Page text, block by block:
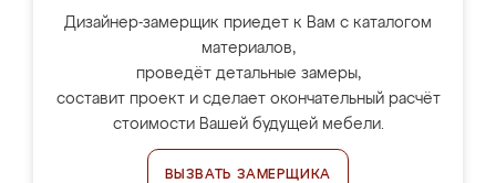
Дизайнер-замерщик приедет к Вам с каталогом
материалов,
проведёт детальные замеры,
составит проект и сделает окончательный расчёт
стоимости Вашей будущей мебели.
ВЫЗВАТЬ ЗАМЕРЩИКА